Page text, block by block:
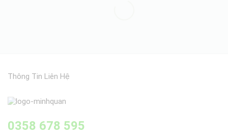
Thông Tin Liên Hệ
0358 678 595